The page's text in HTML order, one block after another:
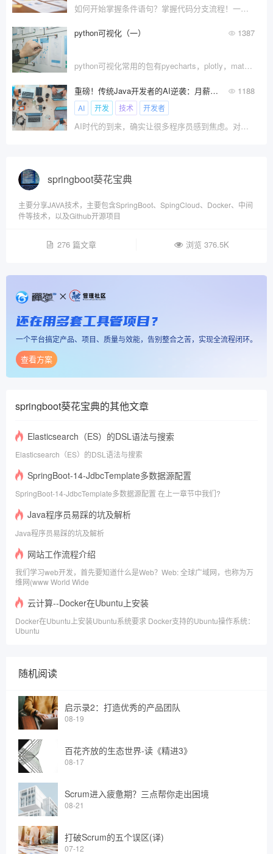
如何开始掌握条件语句？掌握代码分支流程！一文带你搞定。
python可视化（一） 1387
python可视化常用的包有pyecharts，plotly，matplotlib，seaborn等。
重磅！传统Java开发者的AI逆袭：月薪从15K到30K的华丽转身 1188
AI 开发 技术 开发者
AI时代的到来，确实让很多程序员感到焦虑。对于Java开发者来说，这既是挑战，更是机遇。不是AI要替代我们，而是掌握了AI的开发者会替代不会AI的开发者。
springboot葵花宝典
主要分享JAVA技术，主要包含SpringBoot、SpingCloud、Docker、中间
件等技术，以及Github开源项目
276 篇文章 浏览 376.5K
还在用多套工具管项目？
一个平台搞定产品、项目、质量与效能，告别整合之苦，实现全流程闭环。
查看方案
springboot葵花宝典的其他文章
Elasticsearch（ES）的DSL语法与搜索
Elasticsearch（ES）的DSL语法与搜索
SpringBoot-14-JdbcTemplate多数据源配置
SpringBoot-14-JdbcTemplate多数据源配置 在上一章节中我们?
Java程序员易踩的坑及解析
Java程序员易踩的坑及解析
网站工作流程介绍
我们学习web开发，首先要知道什么是Web？Web: 全球广域网，也称为万
维网(www World Wide
云计算--Docker在Ubuntu上安装
Docker在Ubuntu上安装Ubuntu系统要求 Docker支持的Ubuntu操作系统：
Ubuntu
随机阅读
启示录2：打造优秀的产品团队
08-19
百花齐放的生态世界-读《精进3》
08-17
Scrum进入疲惫期？三点帮你走出困境
08-21
打破Scrum的五个误区(译)
07-12